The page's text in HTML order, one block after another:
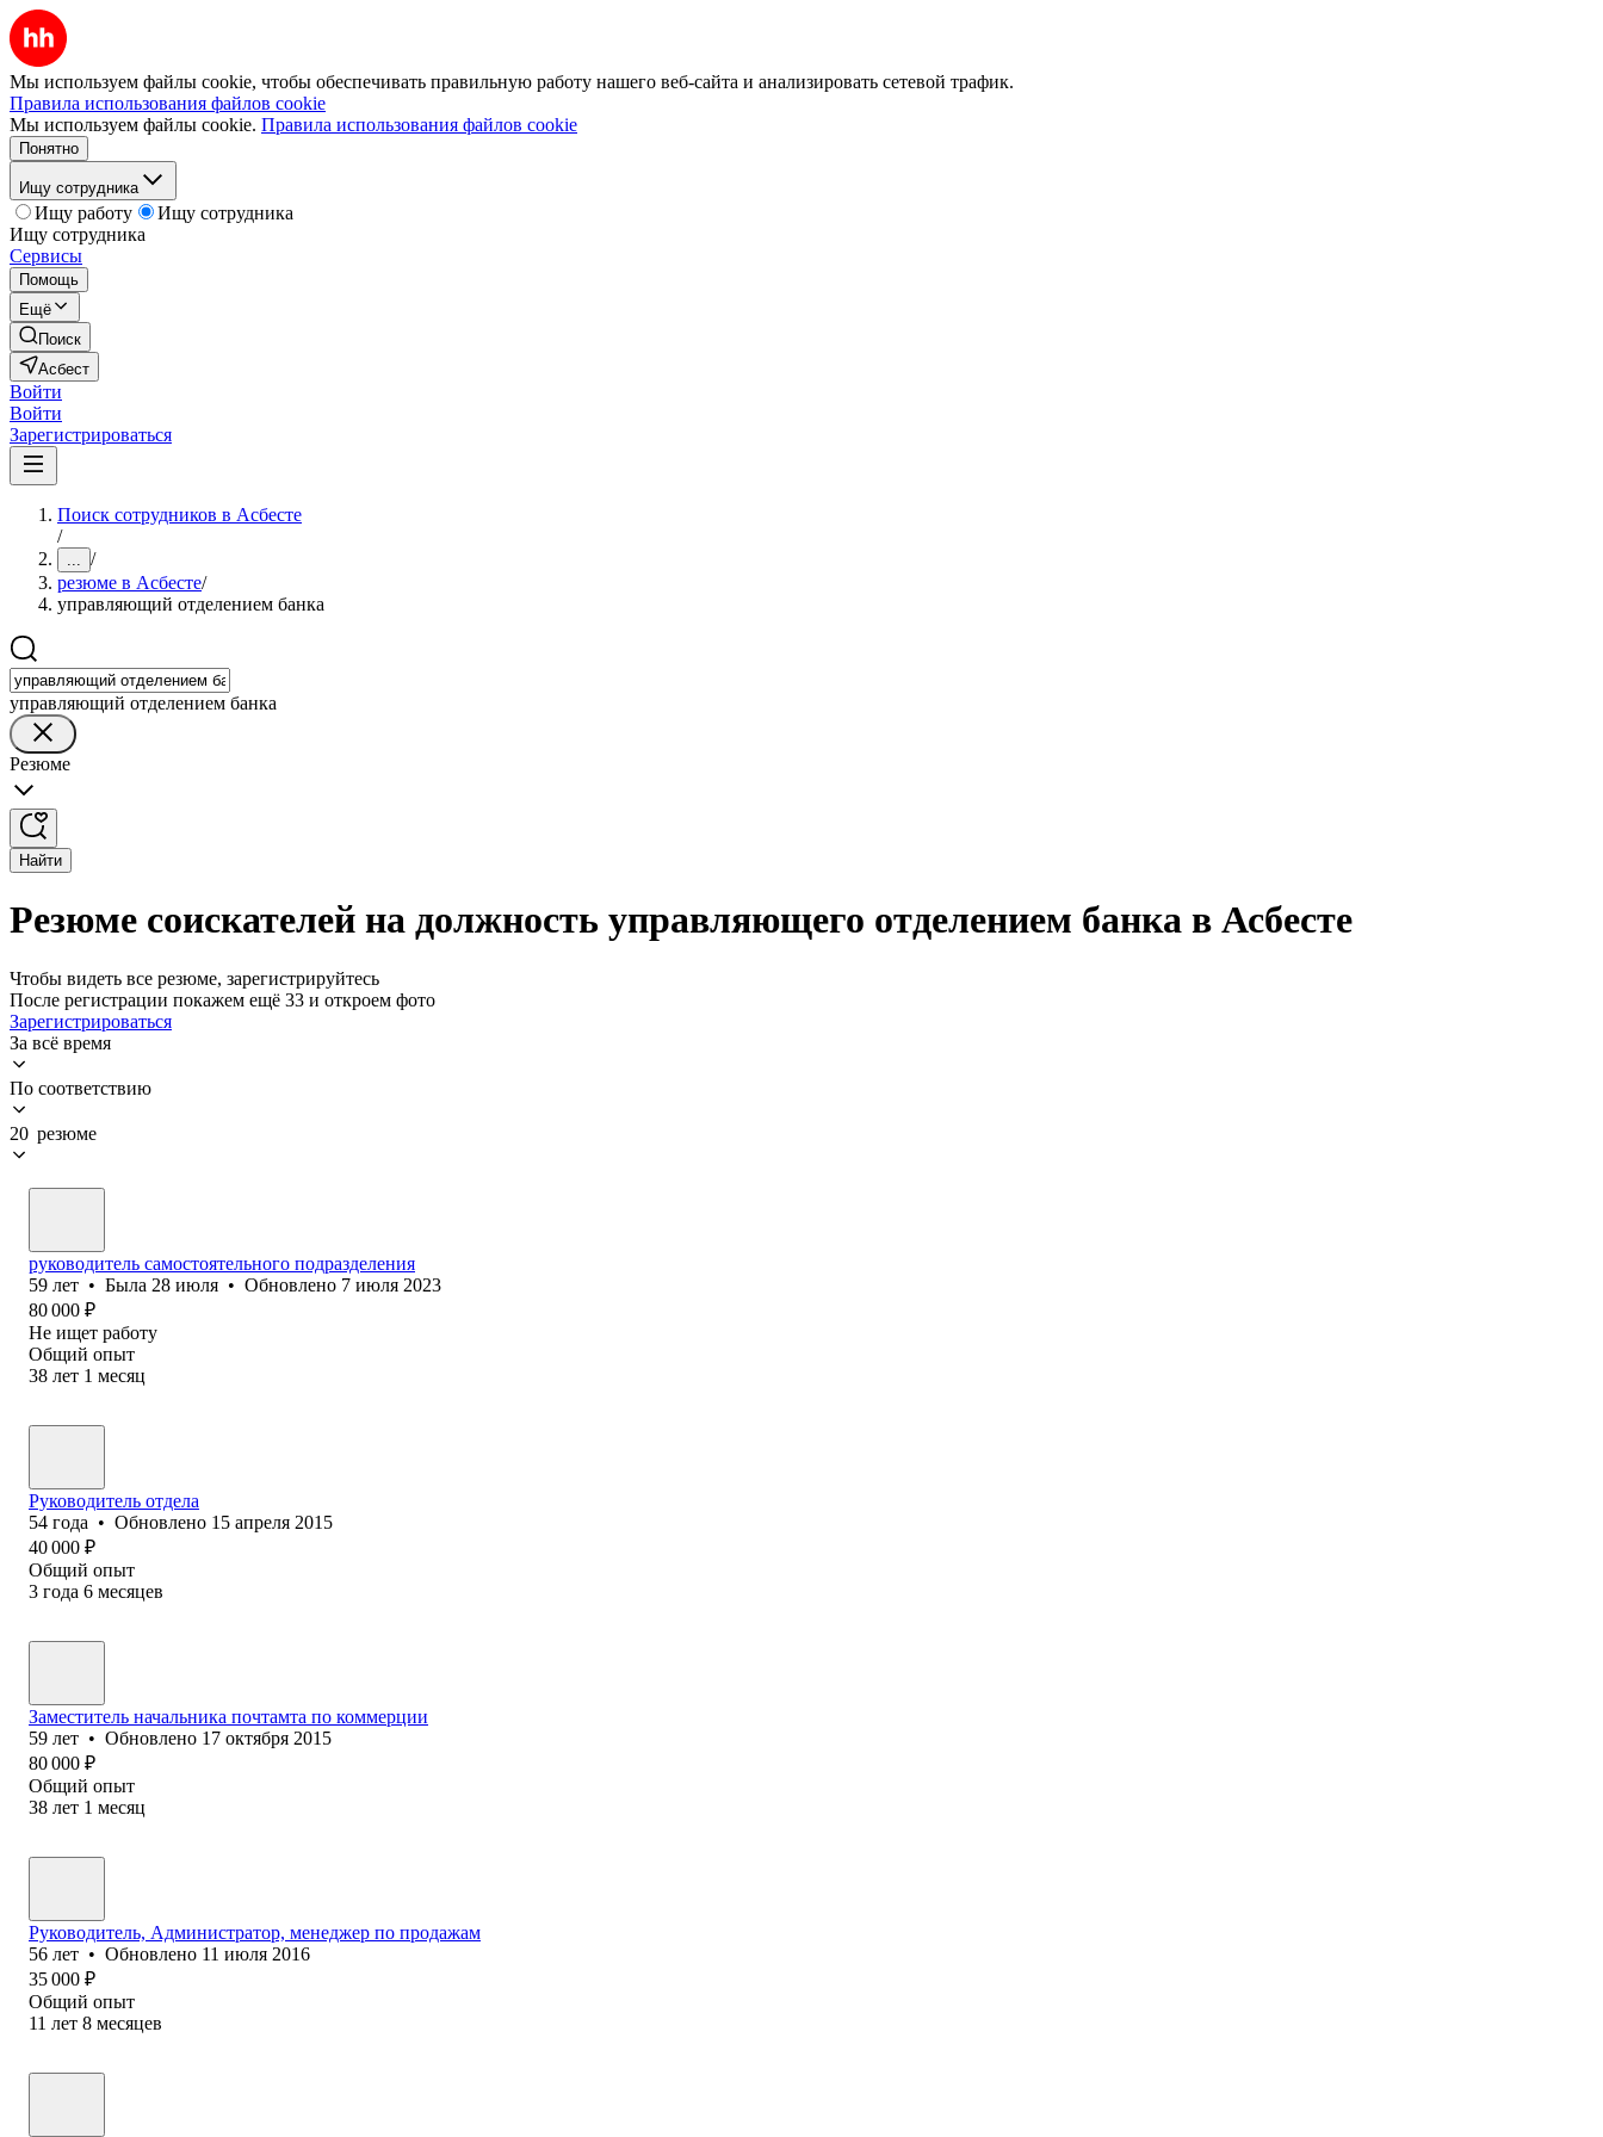
Мы используем файлы cookie, чтобы обеспечивать правильную работу нашего веб-сайта и анализировать сетевой трафик.
Правила использования файлов cookie
Мы используем файлы cookie. Правила использования файлов cookie
Понятно
Ищу сотрудника
Ищу работу
Ищу сотрудника
Ищу сотрудника
Сервисы
Помощь
Ещё
Поиск
Асбест
Войти
Войти
Зарегистрироваться
Поиск сотрудников в Асбесте
/
... /
резюме в Асбесте/
управляющий отделением банка
управляющий отделением банка
Резюме
Найти
Резюме соискателей на должность управляющего отделением банка в Асбесте
Чтобы видеть все резюме, зарегистрируйтесь
После регистрации покажем ещё 33 и откроем фото
Зарегистрироваться
За всё время
По соответствию
20 резюме
руководитель самостоятельного подразделения
59 лет • Была 28 июля • Обновлено 7 июля 2023
80 000 ₽
Не ищет работу
Общий опыт
38 лет 1 месяц
Руководитель отдела
54 года • Обновлено 15 апреля 2015
40 000 ₽
Общий опыт
3 года 6 месяцев
Заместитель начальника почтамта по коммерции
59 лет • Обновлено 17 октября 2015
80 000 ₽
Общий опыт
38 лет 1 месяц
Руководитель, Администратор, менеджер по продажам
56 лет • Обновлено 11 июля 2016
35 000 ₽
Общий опыт
11 лет 8 месяцев